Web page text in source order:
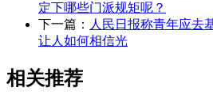
定下哪些门派规矩呢？
下一篇： 人民日报称青年应去
让人如何相信光
相关推荐